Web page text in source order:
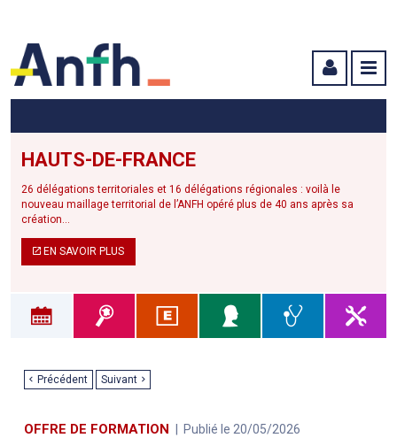
HAUTS-DE-FRANCE
26 délégations territoriales et 16 délégations régionales : voilà le
nouveau maillage territorial de l’ANFH opéré plus de 40 ans après sa
création...
EN SAVOIR PLUS
Précédent Suivant
OFFRE DE FORMATION Publié le 20/05/2026